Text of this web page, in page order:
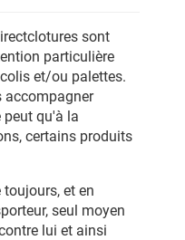
sont
particulière
et/ou palettes.
accompagner
peut qu'à la
certains produits
et en
seul moyen
lui et ainsi